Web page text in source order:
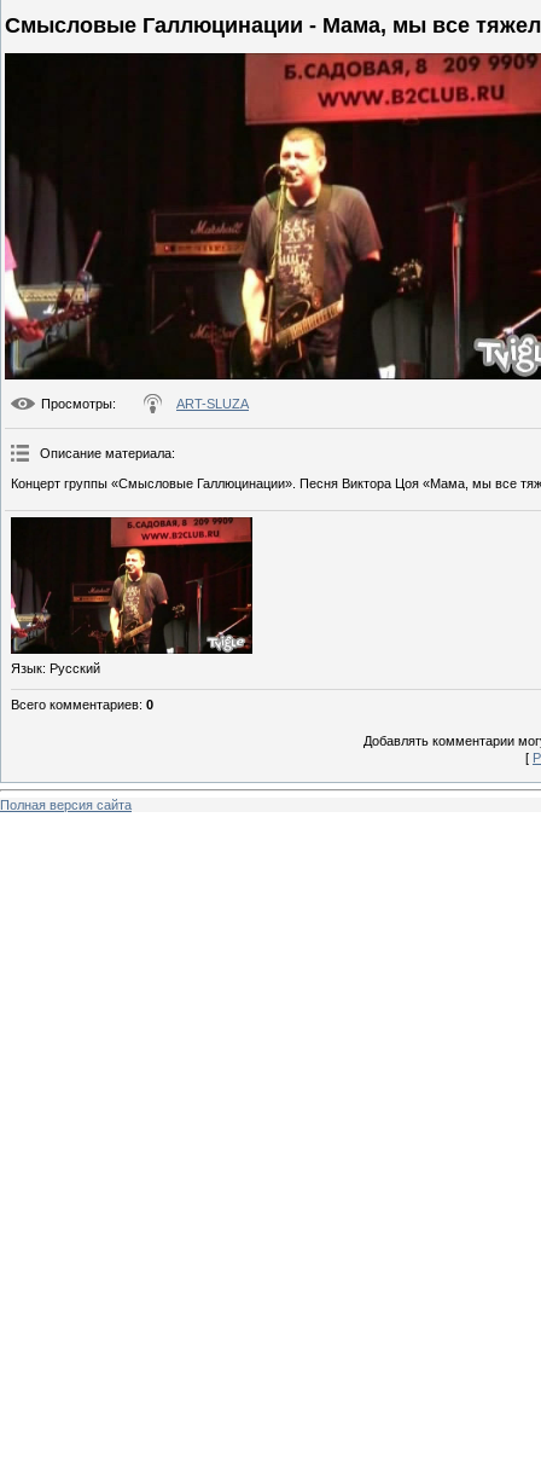
Смысловые Галлюцинации - Мама, мы все
Просмотры: ART-SLUZA
Описание материала:
Концерт группы «Смысловые Галлюцинации». Песня Виктора Цоя «Мама, мы все
Язык: Русский
Всего комментариев: 0
Добавлять комментарии
[
Полная версия сайта